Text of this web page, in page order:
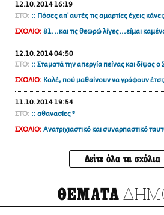
12.10.2014 16:19
ΣΤΟ: :: Πόσες απ' αυτές τις αμαρτίες έχεις κάνει;
ΣΧΟΛΙΟ: 81...και τις θεωρώ λίγες...είμαι
12.10.2014 04:50
ΣΤΟ: :: Σταματά την απεργία πείνας και δίψας
ΣΧΟΛΙΟ: Kαλέ, πού μαθαίνουν να γράφουν
11.10.2014 19:54
ΣΤΟ: :: αθανασίες *
ΣΧΟΛΙΟ: Ανατριχιαστικό και συναρπαστικό
Δείτε όλα τα
ΘΕΜΑΤΑ